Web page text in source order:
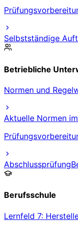
Selbstständige
Betriebliche
Normen und
Aktuelle Normen
Abschlussprüfung
Berufsschule
Lernfeld 7: